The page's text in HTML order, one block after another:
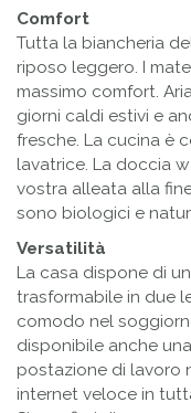
Comfort
Tutta la biancheria
riposo leggero. I
massimo comfort.
giorni caldi estivi e
fresche. La cucina è
lavatrice. La doccia
vostra alleata alla
sono biologici e
Versatilità
La casa dispone di
trasformabile in due
comodo nel
disponibile anche
postazione di lavoro
internet veloce in